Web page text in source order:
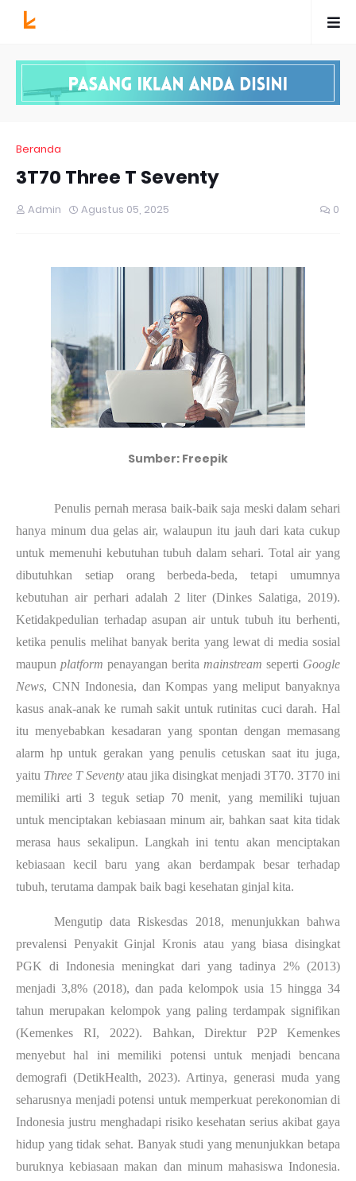
Beranda
3T70 Three T Seventy
Admin Agustus 05, 2025 0
Sumber: Freepik
Penulis pernah merasa baik-baik saja meski dalam sehari
hanya minum dua gelas air, walaupun itu jauh dari kata cukup
untuk memenuhi kebutuhan tubuh dalam sehari. Total air yang
dibutuhkan setiap orang berbeda-beda, tetapi umumnya
kebutuhan air perhari adalah 2 liter (Dinkes Salatiga, 2019).
Ketidakpedulian terhadap asupan air untuk tubuh itu berhenti,
ketika penulis melihat banyak berita yang lewat di media sosial
maupun platform penayangan berita mainstream seperti Google
News, CNN Indonesia, dan Kompas yang meliput banyaknya
kasus anak-anak ke rumah sakit untuk rutinitas cuci darah. Hal
itu menyebabkan kesadaran yang spontan dengan memasang
alarm hp untuk gerakan yang penulis cetuskan saat itu juga,
yaitu Three T Seventy atau jika disingkat menjadi 3T70. 3T70 ini
memiliki arti 3 teguk setiap 70 menit, yang memiliki tujuan
untuk menciptakan kebiasaan minum air, bahkan saat kita tidak
merasa haus sekalipun. Langkah ini tentu akan menciptakan
kebiasaan kecil baru yang akan berdampak besar terhadap
tubuh, terutama dampak baik bagi kesehatan ginjal kita.
Mengutip data Riskesdas 2018, menunjukkan bahwa
prevalensi Penyakit Ginjal Kronis atau yang biasa disingkat
PGK di Indonesia meningkat dari yang tadinya 2% (2013)
menjadi 3,8% (2018), dan pada kelompok usia 15 hingga 34
tahun merupakan kelompok yang paling terdampak signifikan
(Kemenkes RI, 2022). Bahkan, Direktur P2P Kemenkes
menyebut hal ini memiliki potensi untuk menjadi bencana
demografi (DetikHealth, 2023). Artinya, generasi muda yang
seharusnya menjadi potensi untuk memperkuat perekonomian di
Indonesia justru menghadapi risiko kesehatan serius akibat gaya
hidup yang tidak sehat. Banyak studi yang menunjukkan betapa
buruknya kebiasaan makan dan minum mahasiswa Indonesia.